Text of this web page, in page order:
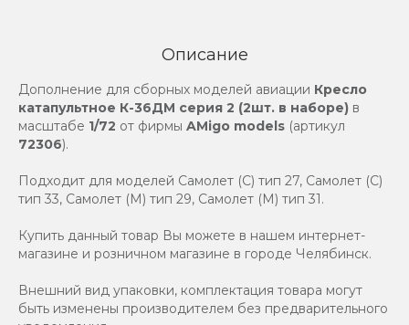
Описание
Дополнение для сборных моделей авиации Кресло
катапультное К-36ДМ серия 2 (2шт. в наборе) в
масштабе 1/72 от фирмы AMigo models (артикул
72306).
Подходит для моделей Самолет (С) тип 27, Самолет (С)
тип 33, Самолет (М) тип 29, Самолет (М) тип 31.
Купить данный товар Вы можете в нашем интернет-
магазине и розничном магазине в городе Челябинск.
Внешний вид упаковки, комплектация товара могут
быть изменены производителем без предварительного